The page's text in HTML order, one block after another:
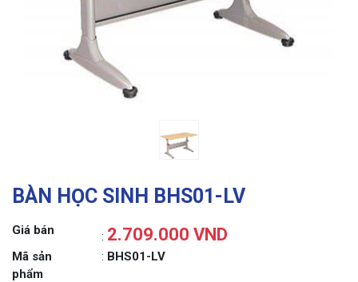
BÀN HỌC SINH BHS01-LV
Giá bán : 2.709.000 VND
Mã sản
phẩm
: BHS01-LV